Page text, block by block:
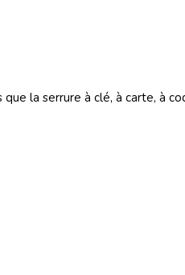
la serrure à clé, à carte, à